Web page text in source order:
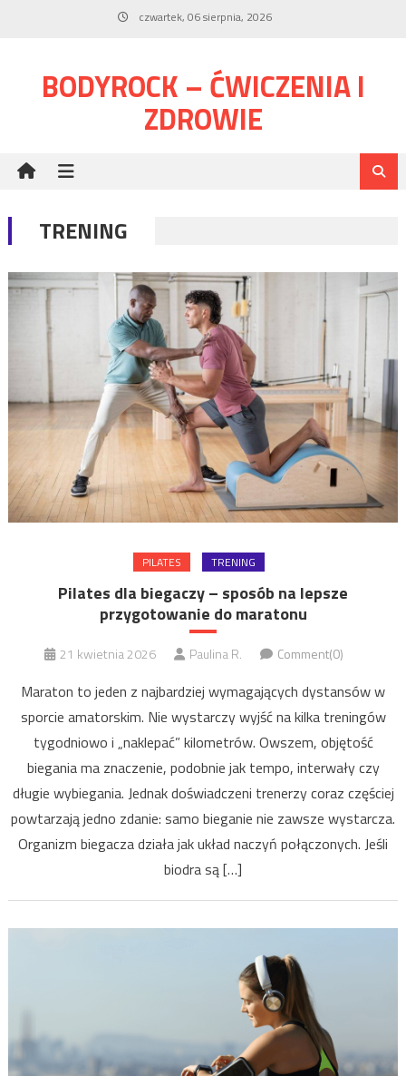
czwartek, 06 sierpnia, 2026
BODYROCK – ĆWICZENIA I
ZDROWIE
TRENING
PILATES TRENING
Pilates dla biegaczy – sposób na lepsze
przygotowanie do maratonu
21 kwietnia 2026 Paulina R. Comment(0)
Maraton to jeden z najbardziej wymagających dystansów w
sporcie amatorskim. Nie wystarczy wyjść na kilka treningów
tygodniowo i „naklepać” kilometrów. Owszem, objętość
biegania ma znaczenie, podobnie jak tempo, interwały czy
długie wybiegania. Jednak doświadczeni trenerzy coraz częściej
powtarzają jedno zdanie: samo bieganie nie zawsze wystarcza.
Organizm biegacza działa jak układ naczyń połączonych. Jeśli
biodra są […]